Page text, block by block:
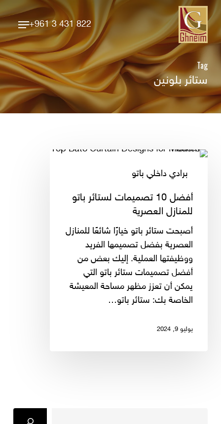
Skip
to
main
content
+961 3 431 822
Menu
Tag
ستائر بلونين
أفضل
لستائر
للمنازل
العصرية
برادي داخلي باتو
أفضل 10 تصميمات لستائر باتو
للمنازل العصرية
أصبحت ستائر باتو خيارًا شائعًا للمنازل
العصرية بفضل تصميمها الفريد
ووظيفتها العملية. إليك بعض من
أفضل تصميمات ستائر باتو التي
يمكن أن تعزز مظهر مساحة المعيشة
الخاصة بك: ستائر باتو…
يوليو 9, 2024
Close
Menu